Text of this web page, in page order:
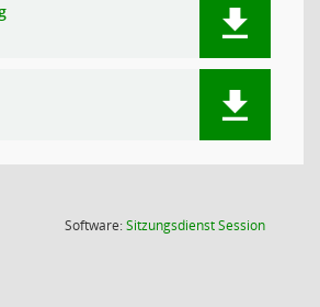
Software:SitzungsdienstSession(Wird in